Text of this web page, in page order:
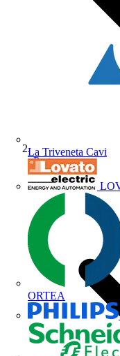
La Triveneta Cavi
ORTEA
Partners